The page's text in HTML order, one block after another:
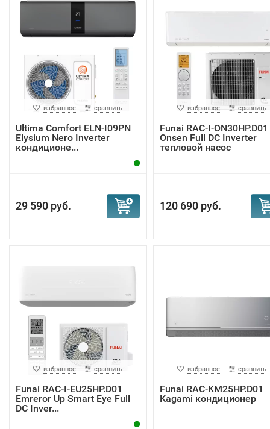
избранное сравнить
Ultima Comfort ELN-I09PN
Elysium Nero Inverter
кондиционе...
29 590 руб.
избранное сравнить
Funai RAC-I-ON30HP.D01
Onsen Full DC Inverter
тепловой насос
120 690 руб.
избранное сравнить
Funai RAC-I-EU25HP.D01
Emreror Up Smart Eye Full
DC Inver...
избранное сравнить
Funai RAC-KM25HP.D01
Kagami кондиционер